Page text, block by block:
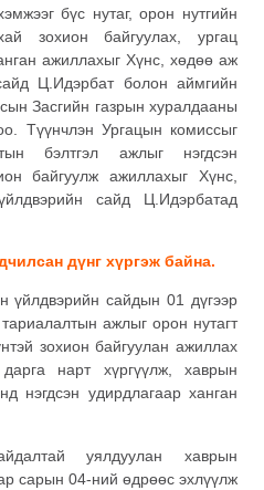
бүс нутаг, орон нутгийн
зохион байгуулах, ургац
ажиллахыг Хүнс, хөдөө аж
Ц.Идэрбат болон аймгийн
Засгийн газрын хуралдааны
Түүнчлэн Ургацын комиссыг
бэлтгэл ажлыг нэгдсэн
байгуулж ажиллахыг Хүнс,
сайд Ц.Идэрбатад
дүнг хүргэж байна.
үйлдвэрийн сайдын 01 дүгээр
ажлыг орон нутагт
зохион байгуулан ажиллах
нарт хүргүүлж, хаврын
нэгдсэн удирдлагаар ханган
уялдуулан хаврын
сарын 04-ний өдрөөс эхлүүлж